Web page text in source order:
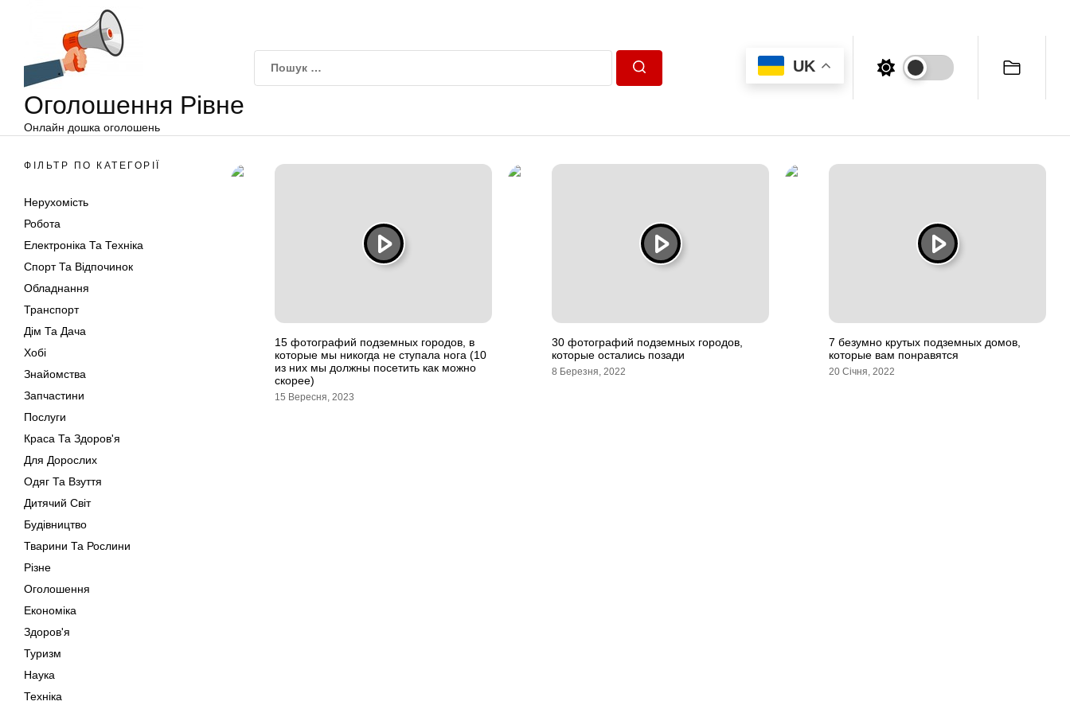
Оголошення Рівне
Онлайн дошка оголошень
UK
ФІЛЬТР ПО КАТЕГОРІЇ
Нерухомість
Робота
Електроніка Та Техніка
Спорт Та Відпочинок
Обладнання
Транспорт
Дім Та Дача
Хобі
Знайомства
Запчастини
Послуги
Краса Та Здоров'я
Для Дорослих
Одяг Та Взуття
Дитячий Світ
Будівництво
Тварини Та Рослини
Різне
Оголошення
Економіка
Здоров'я
Туризм
Наука
Техніка
15 фотографий подземных городов, в
которые мы никогда не ступала нога (10
из них мы должны посетить как можно
скорее)
15 Вересня, 2023
30 фотографий подземных городов,
которые остались позади
8 Березня, 2022
7 безумно крутых подземных домов,
которые вам понравятся
20 Січня, 2022